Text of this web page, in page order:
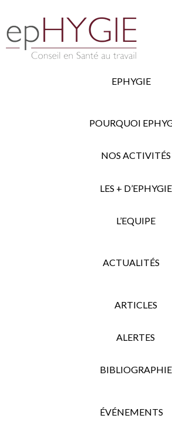
EPHYGIE
POURQUOI
NOS ACTIVITÉS
LES + D’EPHYGIE
L’EQUIPE
ACTUALITÉS
ARTICLES
ALERTES
BIBLIOGRAPHIE
ÉVÉNEMENTS